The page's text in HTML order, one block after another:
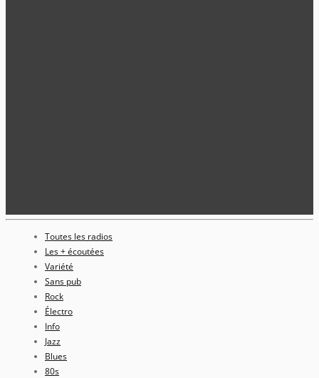
Toutes les radios
Les + écoutées
Variété
Sans pub
Rock
Électro
Info
Jazz
Blues
80s